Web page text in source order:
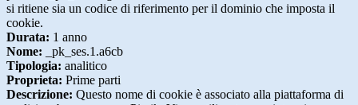
si ritiene sia un codice di riferimento per il dominio che imposta il
cookie.
Durata: 1 anno
Nome: _pk_ses.1.a6cb
Tipologia: analitico
Proprieta: Prime parti
Descrizione: Questo nome di cookie è associato alla piattaforma di